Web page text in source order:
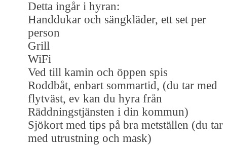
Detta ingår i hyran:
Handdukar och sängkläder, ett set per
person
Grill
WiFi
Ved till kamin och öppen spis
Roddbåt, enbart sommartid, (du tar med
flytväst, ev kan du hyra från
Räddningstjänsten i din kommun)
Sjökort med tips på bra metställen (du tar
med utrustning och mask)